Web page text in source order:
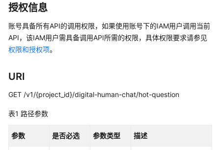
绍
产
品
彩
快
速
门
用
授权信息
账号具备所有API的调用权限，如果使用账号下的IAM用户调用当前
API，该IAM用户需具备调用API所需的权限，具体权限要求请参见
权限和授权项。
URI
GET /v1/{project_id}/digital-human-chat/hot-question
表1 路径参数
参数 是否必选 参数类型 描述